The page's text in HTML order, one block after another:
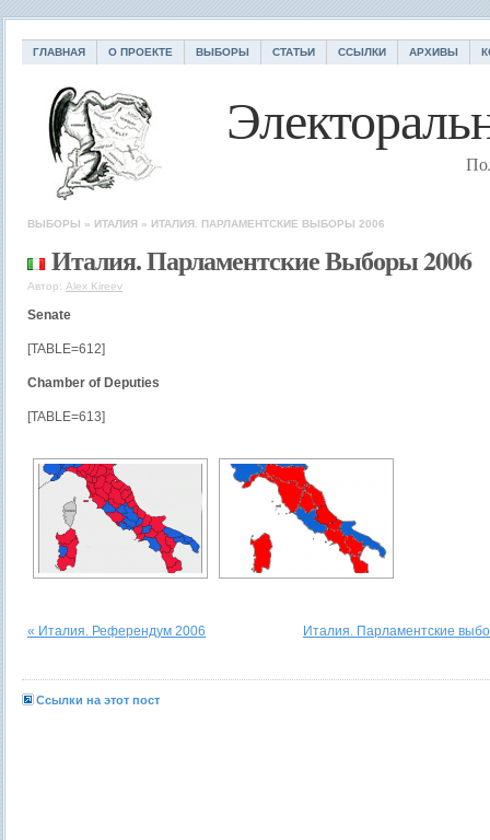
ГЛАВНАЯ О ПРОЕКТЕ ВЫБОРЫ СТАТЬИ ССЫЛКИ АРХИВЫ
ВЫБОРЫ » ИТАЛИЯ » ИТАЛИЯ. ПАРЛАМЕНТСКИЕ ВЫБОРЫ 2006
Италия. Парламентские Выборы 2006
Автор: Alex Kireev
Senate
[TABLE=612]
Chamber of Deputies
[TABLE=613]
« Италия. Референдум 2006 Италия. Парламентские
Ссылки на этот пост